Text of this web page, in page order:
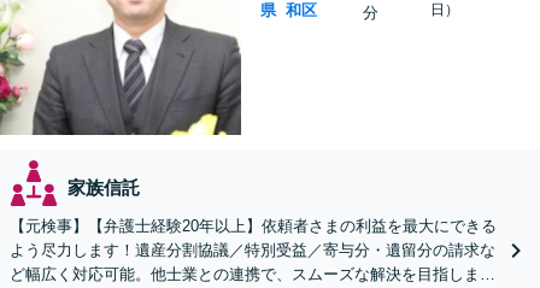
県 和区
分
日）
家族信託
【元検事】【弁護士経験20年以上】依頼者さまの利益を最大にできる
よう尽力します！遺産分割協議／特別受益／寄与分・遺留分の請求な
ど幅広く対応可能。他士業との連携で、スムーズな解決を目指しま